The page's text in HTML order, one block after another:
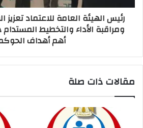
رئيس الهيئة العامة للاعتماد
ومراقبة الأداء والتخطيط
أهم أهداف
مقالات ذات صلة